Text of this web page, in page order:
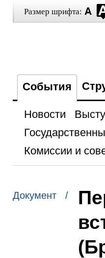
Размер шрифта:
События
Новости
Комиссии и
Документ /